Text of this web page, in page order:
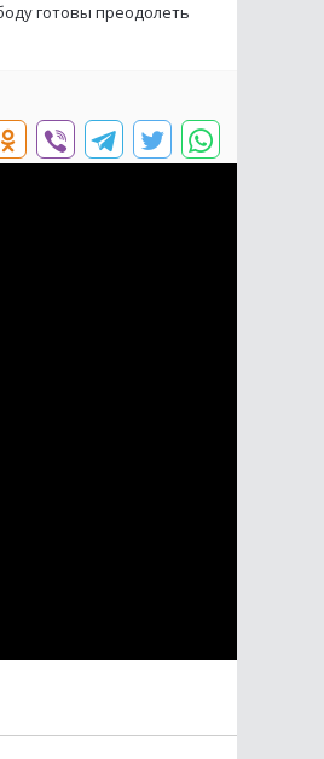
готовы преодолеть